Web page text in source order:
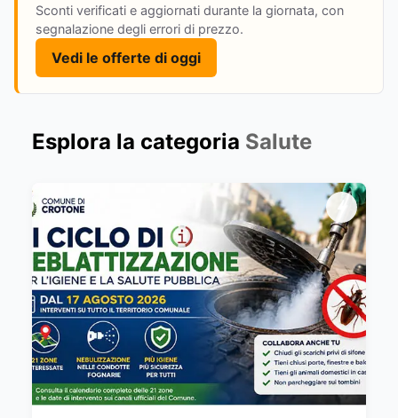
Sconti verificati e aggiornati durante la giornata, con
segnalazione degli errori di prezzo.
Vedi le offerte di oggi
Esplora la categoria Salute